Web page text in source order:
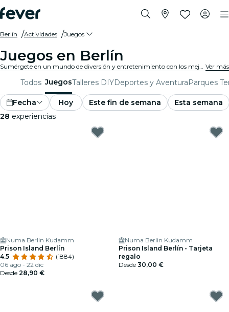
Berlín Actividades Juegos
Juegos en Berlín
Sumérgete en un mundo de diversión y entretenimiento con los mejores juegos en Berlín. Desde juegos de mesa hasta experiencias de realidad virtual, hay algo para que todos disfruten. Ver más
Todos JuegosTalleres DIYDeportes y AventuraParques
Fecha Hoy Este fin de semana
Esta semana
28 experiencias
Numa Berlin Kudamm
Prison Island Berlín
4.5
(1884)
06 ago - 22 dic
Desde 28,90 €
Numa Berlin Kudamm
Prison Island Berlín - Tarjeta
regalo
Desde 30,00 €